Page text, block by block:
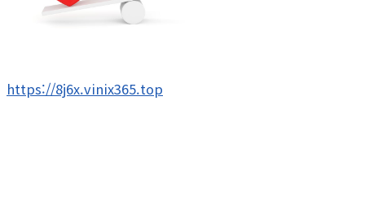
https://8j6x.vinix365.top